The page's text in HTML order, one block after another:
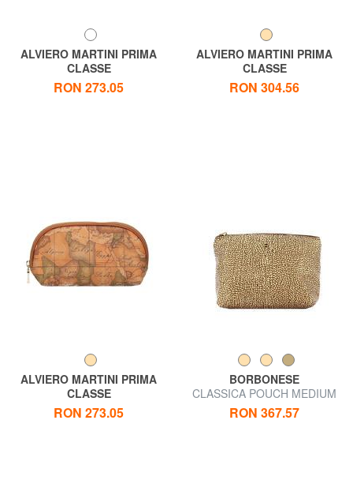
ALVIERO MARTINI PRIMA
CLASSE
GEO CLASSIC Plic pochette
RON 273.05
ALVIERO MARTINI PRIMA
CLASSE
ALVIERO MARTINI 1 ^ CLASA
Geo Nou Geantă de ambreiaj
RON 304.56
ALVIERO MARTINI PRIMA
CLASSE
ALVIERO MARTINI 1 ^ CLASA
Necessaire GEO CLASSIC
RON 273.05
BORBONESE
CLASSICA POUCH MEDIUM
Frumuseţe
RON 367.57